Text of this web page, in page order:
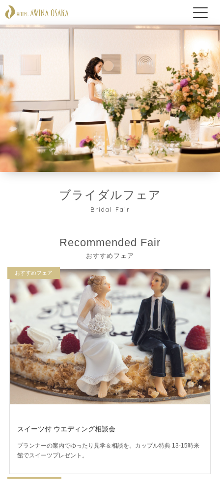
ブライダルフェア
Bridal Fair
Recommended Fair
おすすめフェア
おすすめフェア
スイーツ付 ウエディング相談会
プランナーの案内でゆったり見学＆相談を。カップル特典 13-15時来
館でスイーツプレゼント。